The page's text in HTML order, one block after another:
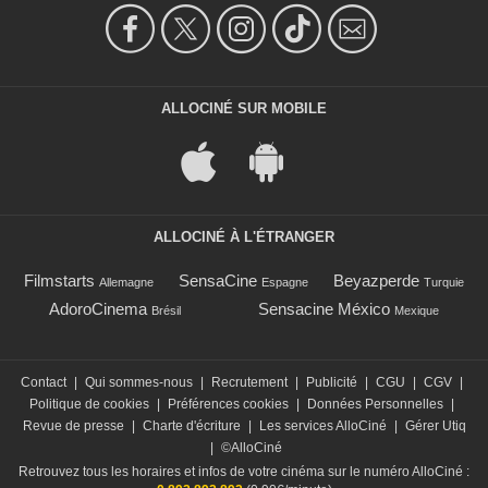
ALLOCINÉ SUR MOBILE
ALLOCINÉ À L'ÉTRANGER
Filmstarts Allemagne SensaCine Espagne Beyazperde Turquie
AdoroCinema Brésil Sensacine México Mexique
Contact Qui sommes-nous Recrutement Publicité CGU CGV
Politique de cookies
Préférences cookies Données Personnelles
Revue de presse
Charte d'écriture Les services AlloCiné
Gérer Utiq
©AlloCiné
Retrouvez tous les horaires et infos de votre cinéma sur le numéro AlloCiné :